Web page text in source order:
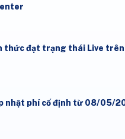
thức đạt trạng thái Live
nhật phí cố định từ 08/05/